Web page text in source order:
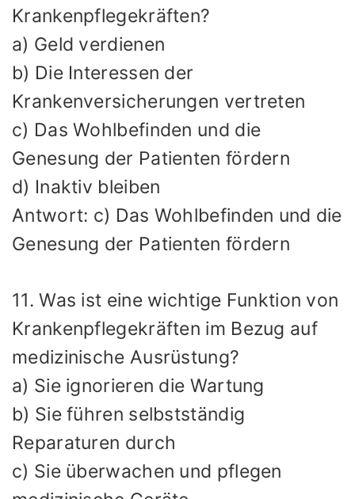
Krankenpflegekräften?
a) Geld verdienen
b) Die Interessen der
Krankenversicherungen vertreten
c) Das Wohlbefinden und die
Genesung der Patienten fördern
d) Inaktiv bleiben
Antwort: c) Das Wohlbefinden und die
Genesung der Patienten fördern
11. Was ist eine wichtige Funktion von
Krankenpflegekräften im Bezug auf
medizinische Ausrüstung?
a) Sie ignorieren die Wartung
b) Sie führen selbstständig
Reparaturen durch
c) Sie überwachen und pflegen